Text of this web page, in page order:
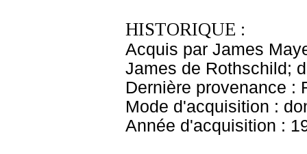
HISTORIQUE :
Acquis par James
James de Rothschild;
Dernière provenance :
Mode d'acquisition :
Année d'acquisition :